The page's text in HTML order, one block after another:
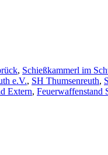
, Schießkammerl im
e.V., SH Thumsenreuth,
Extern, Feuerwaffenstand